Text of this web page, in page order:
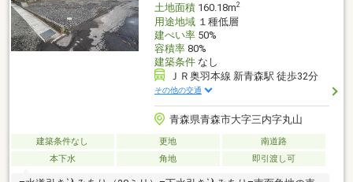
土地面積160.18m2
用途地域１種低層
建ぺい率50%
容積率80%
建築条件なし
ＪＲ奥羽本線 新青森駅 徒歩32分
その他の交通
青森県青森市大字三内字丸山
建築条件なし 更地
南道路
本下水
角地 即引渡し可